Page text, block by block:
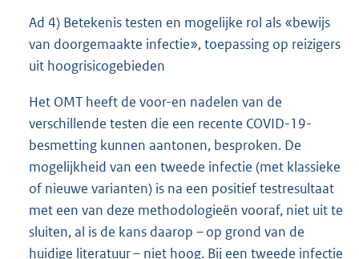
Ad 4) Betekenis testen en mogelijke rol als «bewijs
van doorgemaakte infectie», toepassing op reizigers
uit hoogrisicogebieden
Het OMT heeft de voor-en nadelen van de
verschillende testen die een recente COVID-19-
besmetting kunnen aantonen, besproken. De
mogelijkheid van een tweede infectie (met klassieke
of nieuwe varianten) is na een positief testresultaat
met een van deze methodologieën vooraf, niet uit te
sluiten, al is de kans daarop – op grond van de
huidige literatuur – niet hoog. Bij een tweede infectie